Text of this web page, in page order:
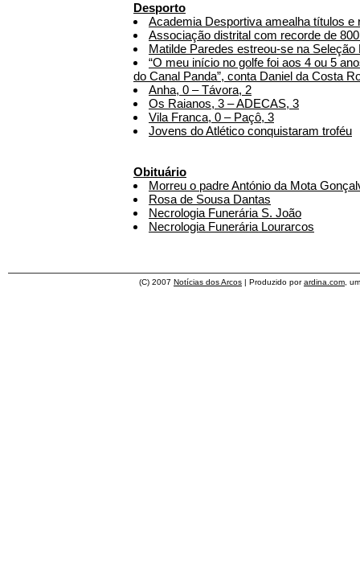
Desporto
Academia Desportiva amealha títulos e
Associação distrital com recorde de
Matilde Paredes estreou-se na Seleção
“O meu início no golfe foi aos 4 ou 5
do Canal Panda”, conta Daniel da Costa
Anha, 0 – Távora, 2
Os Raianos, 3 – ADECAS, 3
Vila Franca, 0 – Paçô, 3
Jovens do Atlético conquistaram troféu
Obituário
Morreu o padre António da Mota
Rosa de Sousa Dantas
Necrologia Funerária S. João
Necrologia Funerária Lourarcos
(C) 2007 Notícias dos Arcos | Produzido porardina.com ,